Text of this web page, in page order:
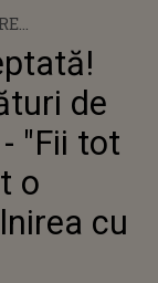
SMILEY
DE
PIESA - "FII
„A FOST O
CU EI”
de
"Fii tot
o
cu